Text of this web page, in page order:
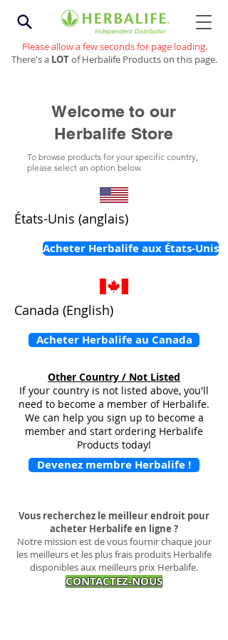
Please allow a few seconds for page loading.
There's a LOTof Herbalife Products on this page.
Welcome to our
Herbalife Store
To browse products for your specific country,
please select an option below.
États-Unis (anglais)
Acheter Herbalife aux États-Unis
Canada (English)
Acheter Herbalife au Canada
Other Country / Not Listed
If your country is not listed above, you'll
need to become a member of Herbalife.
We can help you sign up to become a
member and start ordering Herbalife
Products today!
Devenez membre Herbalife !
Vous recherchez le meilleur endroit pour
acheter Herbalife en ligne ?
Notre mission est de vous fournir chaque jour
les meilleurs et les plus frais produits Herbalife
disponibles aux meilleurs prix Herbalife.
CONTACTEZ-NOUS